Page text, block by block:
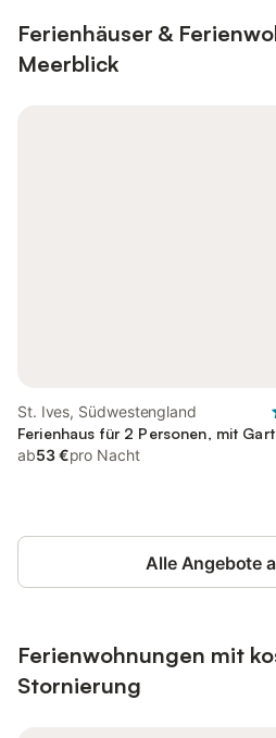
Ferienhäuser &
Meerblick
St. Ives, Südwestengland
Ferienhaus für 2 Personen, mit
ab53 €pro Nacht
Alle Angebote
Ferienwohnungen mit
Stornierung